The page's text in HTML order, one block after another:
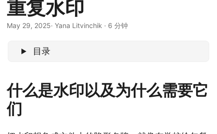
g
a
n
重复水印
May 29, 2025· Yana Litvinchik · 6 分钟
目录
什么是水印以及为什么需要它
们